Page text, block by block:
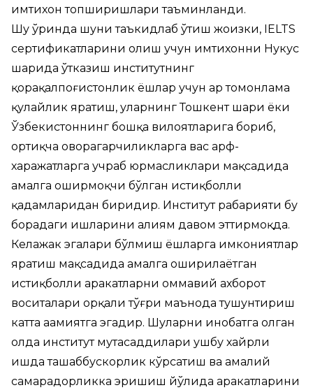
имтихон топширишлари таъминланди.
Шу ўринда шуни таъкидлаб ўтиш жоизки, IELTS
сертификатларини олиш учун имтихонни Нукус
шаҳрида ўтказиш институтнинг
қорақалпоғистонлик ёшлар учун ҳар томонлама
қулайлик яратиш, уларнинг Тошкент шаҳри ёки
Ўзбекистоннинг бошқа вилоятларига бориб,
ортиқча оворагарчиликларга вас арф-
харажатларга учраб юрмасликлари мақсадида
амалга оширмоқчи бўлган истиқболли
қадамларидан биридир. Институт раҳбарияти бу
борадаги ишларини ҳалиям давом эттирмоқда.
Келажак эгалари бўлмиш ёшларга имкониятлар
яратиш мақсадида амалга оширилаётган
истиқболли ҳаракатларни оммавий ахборот
воситалари орқали тўғри маънода тушунтириш
катта аҳамиятга эгадир. Шуларни инобатга олган
ҳолда институт мутасаддилари ушбу хайрли
ишда ташаббускорлик кўрсатиш ва амалий
самарадорликка эришиш йўлида ҳаракатларини